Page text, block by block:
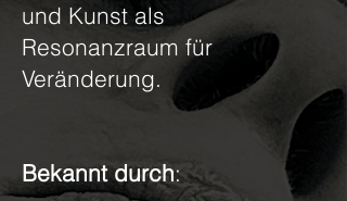
und Kunst als
Resonanzraum für
Veränderung.
Bekannt durch: